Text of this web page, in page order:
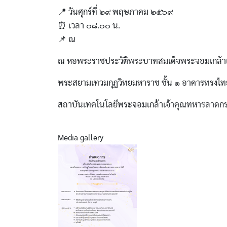
📍 วันศุกร์ที่ ๒๙ พฤษภาคม ๒๕๖๙
⏰ เวลา ๐๘.๐๐ น.
📌 ณ
ณ หอพระราชประวัติพระบาทสมเด็จพระจอมเกล้า
พระสยามเทวมกุฏวิทยมหาราช ชั้น ๑ อาคารทรงไ
สถาบันเทคโนโลยีพระจอมเกล้าเจ้าคุณทหารลาดก
Media gallery